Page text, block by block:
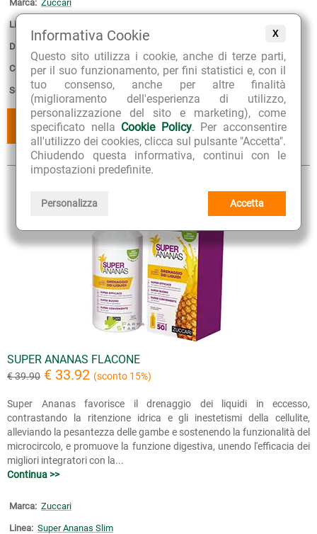
X
Informativa Cookie
Questo sito utilizza i cookie, anche di terze parti,
per il suo funzionamento, per fini statistici e, con il
tuo consenso, anche per altre finalità
(miglioramento dell'esperienza di utilizzo,
personalizzazione del sito e marketing), come
specificato nella Cookie Policy. Per acconsentire
all'utilizzo dei cookies, clicca sul pulsante "Accetta".
Chiudendo questa informativa, continui con le
impostazioni predefinite.
Personalizza Accetta
Marca: Zuccari
Linea:
Disponibilità:
Confezione: 30 bustine monodose
Scadenza: 30-08-2027
AGGIUNGI
AL CESTINO
AGGIUNGI
AI PREFERITI
SUPER ANANAS FLACONE
€ 39.90 € 33.92 (sconto 15%)
Super Ananas favorisce il drenaggio dei liquidi in eccesso,
contrastando la ritenzione idrica e gli inestetismi della cellulite,
alleviando la pesantezza delle gambe e sostenendo la funzionalità del
microcircolo, e promuove la funzione digestiva, unendo l'efficacia dei
migliori integratori con la...
Continua >>
Marca: Zuccari
Linea: Super Ananas Slim